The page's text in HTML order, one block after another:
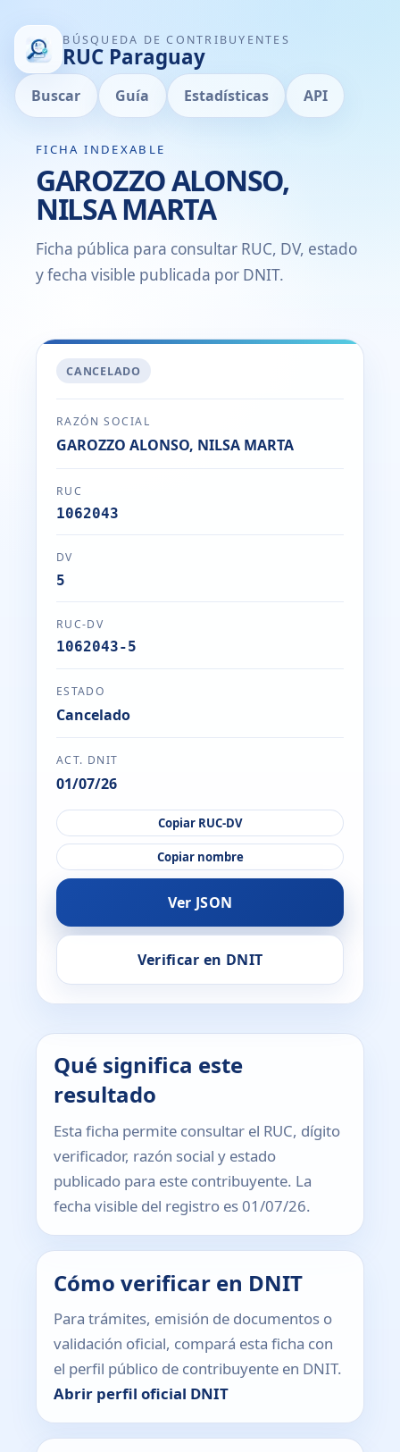
BÚSQUEDA DE CONTRIBUYENTES
RUC Paraguay
Buscar Guía Estadísticas API
FICHA INDEXABLE
GAROZZO ALONSO,
NILSA MARTA
Ficha pública para consultar RUC, DV, estado
y fecha visible publicada por DNIT.
CANCELADO
RAZÓN SOCIAL
GAROZZO ALONSO, NILSA MARTA
RUC
1062043
DV
5
RUC-DV
1062043-5
ESTADO
Cancelado
ACT. DNIT
01/07/26
Copiar RUC-DV
Copiar nombre
Ver JSON
Verificar en DNIT
Qué significa este
resultado
Esta ficha permite consultar el RUC, dígito
verificador, razón social y estado
publicado para este contribuyente. La
fecha visible del registro es 01/07/26.
Cómo verificar en DNIT
Para trámites, emisión de documentos o
validación oficial, compará esta ficha con
el perfil público de contribuyente en DNIT.
Abrir perfil oficial DNIT